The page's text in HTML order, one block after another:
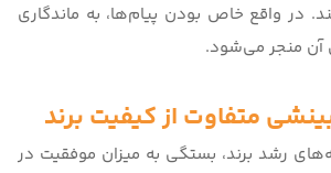
در واقع خاص بودن پیام‌ها، به ماندگاری
منجر می‌شود.
متفاوت از کیفیت برند
رشد برند، بستگی به میزان موفقیت در